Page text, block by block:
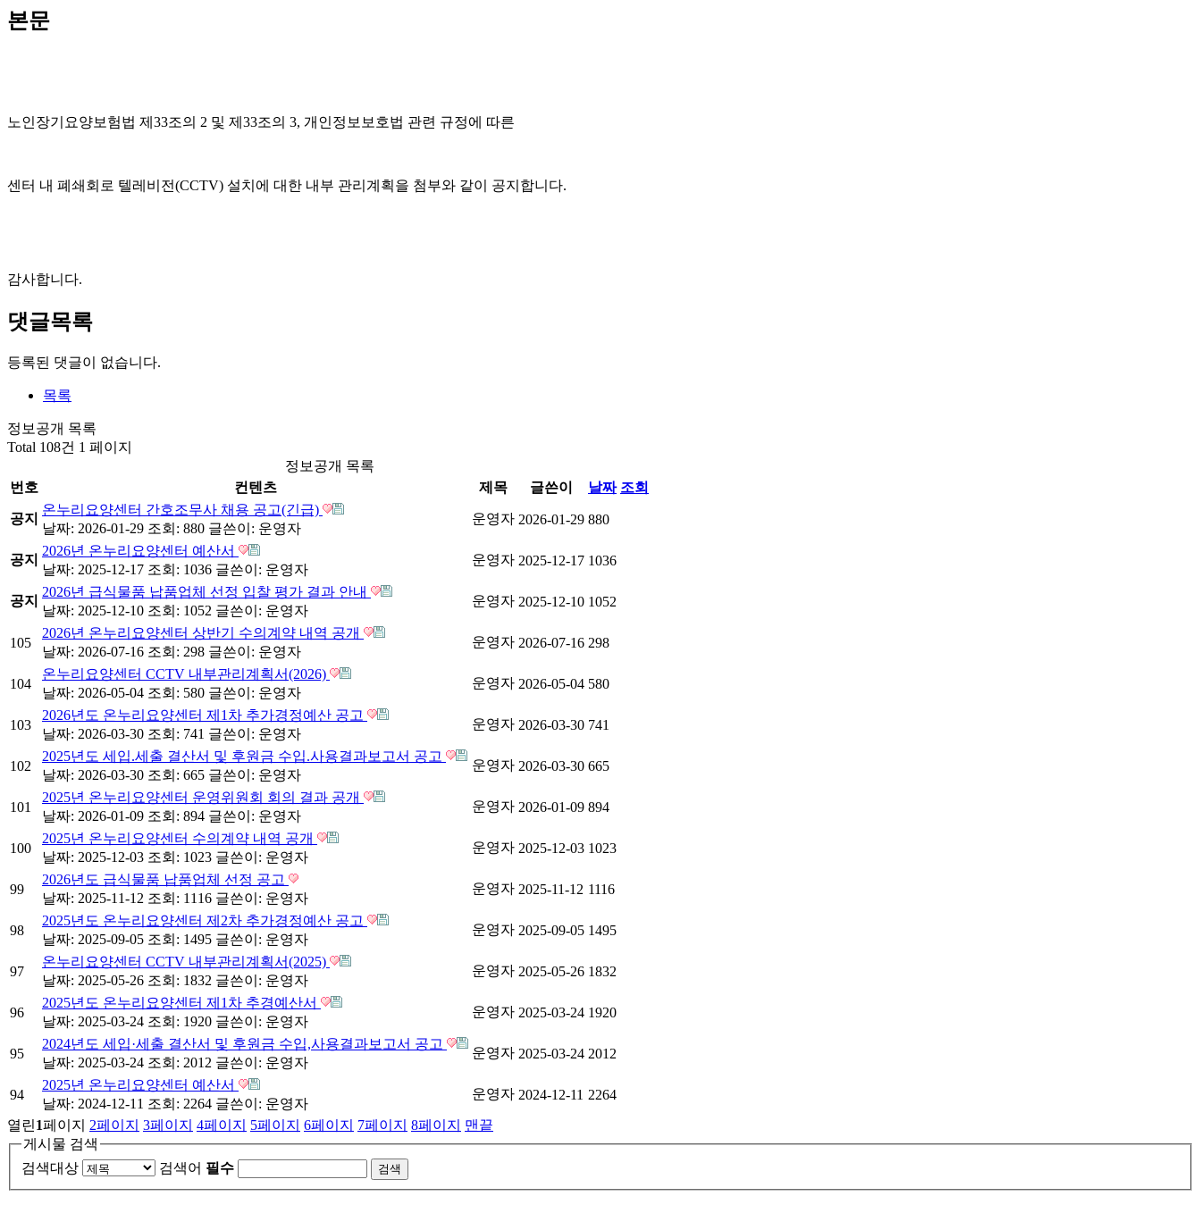
본문
노인장기요양보험법 제33조의 2 및 제33조의 3, 개인정보보호법 관련 규정에 따른
센터 내 폐쇄회로 텔레비전(CCTV) 설치에 대한 내부 관리계획을 첨부와 같이 공지합니다.
감사합니다.
댓글목록
등록된 댓글이 없습니다.
목록
정보공개 목록
Total 108건 1 페이지
정보공개 목록
번호
컨텐츠 제목 글쓴이 날짜 조회
공지
온누리요양센터 간호조무사 채용 공고(긴급)
날짜: 2026-01-29 조회: 880 글쓴이: 운영자
운영자 2026-01-29 880
공지
2026년 온누리요양센터 예산서
날짜: 2025-12-17 조회: 1036 글쓴이: 운영자
운영자 2025-12-17 1036
공지
2026년 급식물품 납품업체 선정 입찰 평가 결과 안내
날짜: 2025-12-10 조회: 1052 글쓴이: 운영자
운영자 2025-12-10 1052
105
2026년 온누리요양센터 상반기 수의계약 내역 공개
날짜: 2026-07-16 조회: 298 글쓴이: 운영자
운영자 2026-07-16 298
104
온누리요양센터 CCTV 내부관리계획서(2026)
날짜: 2026-05-04 조회: 580 글쓴이: 운영자
운영자 2026-05-04 580
103
2026년도 온누리요양센터 제1차 추가경정예산 공고
날짜: 2026-03-30 조회: 741 글쓴이: 운영자
운영자 2026-03-30 741
102
2025년도 세입.세출 결산서 및 후원금 수입.사용결과보고서 공고
날짜: 2026-03-30 조회: 665 글쓴이: 운영자
운영자 2026-03-30 665
101
2025년 온누리요양센터 운영위원회 회의 결과 공개
날짜: 2026-01-09 조회: 894 글쓴이: 운영자
운영자 2026-01-09 894
100
2025년 온누리요양센터 수의계약 내역 공개
날짜: 2025-12-03 조회: 1023 글쓴이: 운영자
운영자 2025-12-03 1023
99
2026년도 급식물품 납품업체 선정 공고
날짜: 2025-11-12 조회: 1116 글쓴이: 운영자
운영자 2025-11-12 1116
98
2025년도 온누리요양센터 제2차 추가경정예산 공고
날짜: 2025-09-05 조회: 1495 글쓴이: 운영자
운영자 2025-09-05 1495
97
온누리요양센터 CCTV 내부관리계획서(2025)
날짜: 2025-05-26 조회: 1832 글쓴이: 운영자
운영자 2025-05-26 1832
96
2025년도 온누리요양센터 제1차 추경예산서
날짜: 2025-03-24 조회: 1920 글쓴이: 운영자
운영자 2025-03-24 1920
95
2024년도 세입·세출 결산서 및 후원금 수입,사용결과보고서 공고
날짜: 2025-03-24 조회: 2012 글쓴이: 운영자
운영자 2025-03-24 2012
94
2025년 온누리요양센터 예산서
날짜: 2024-12-11 조회: 2264 글쓴이: 운영자
운영자 2024-12-11 2264
열린1페이지 2페이지 3페이지 4페이지 5페이지 6페이지 7페이지 8페이지
맨끝
게시물 검색
검색대상
검색어 필수